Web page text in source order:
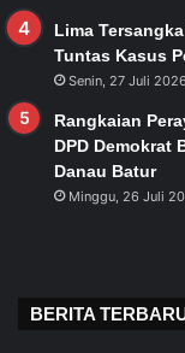
Lima
Tuntas Kasus
Senin, 27 Juli 2026
Rangkaian
DPD Demokrat
Danau Batur
Minggu, 26 Juli
BERITA